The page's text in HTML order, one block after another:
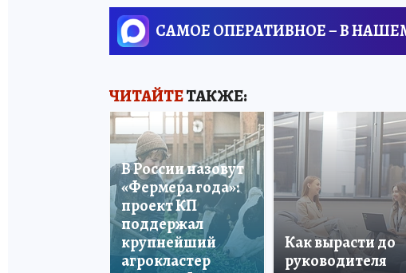
САМОЕ ОПЕРАТИВНОЕ – В
ЧИТАЙТЕТАКЖЕ:
В России назовут
«Фермера года»:
проект КП
поддержал
крупнейший
агрокластер
Как вырасти до
руководителя